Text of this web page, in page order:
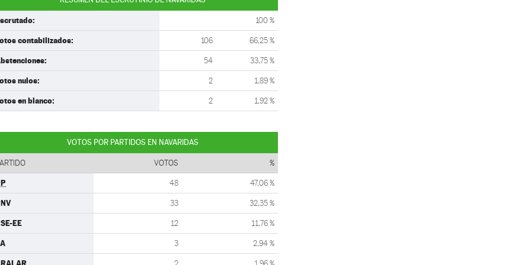
100 %
contabilizados: 106 66,25 %
54 33,75 %
nulos: 2 1,89 %
en blanco: 2 1,92 %
VOTOS POR PARTIDOS EN NAVARIDAS
VOTOS %
48 47,06 %
33 32,35 %
EE 12 11,76 %
3 2,94 %